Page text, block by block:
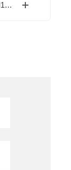
短波红外测温：欧普仕 PI1M 27°×17° 工作原理解析